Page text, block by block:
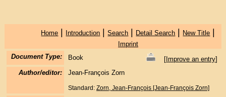
Home | Introduction |Search | Detail Search | New Title |
Imprint
Document Type:
Book [Improve an entry]
Author/editor:
Jean-François Zorn
Standard: Zorn, Jean-François [Jean-François Zorn]